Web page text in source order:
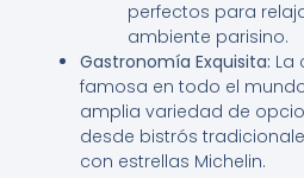
perfectos para
ambiente parisino.
Gastronomía Exquisita: La
famosa en todo el
amplia variedad de
desde bistrós
con estrellas Michelin.